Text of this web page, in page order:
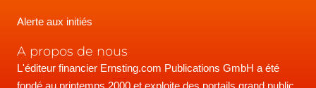
Alerte aux initiés
A propos de nous
L'éditeur financier Ernsting.com Publications GmbH a été
fondé au printemps 2000 et exploite des portails grand public